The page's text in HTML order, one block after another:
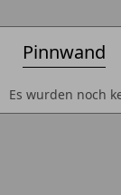
Pinnwand
Es wurden noch